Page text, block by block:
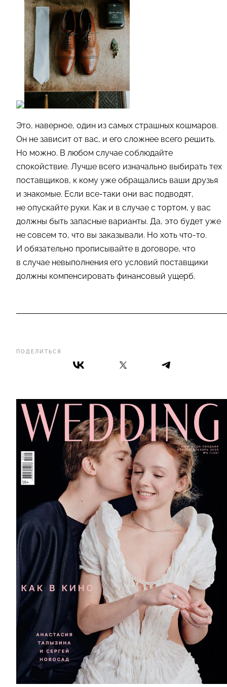
ПОДЕЛИТЬСЯ
Это, наверное, один из самых страшных кошмаров.
Он не зависит от вас, и его сложнее всего решить.
Но можно. В любом случае соблюдайте
спокойствие. Лучше всего изначально выбирать тех
поставщиков, к кому уже обращались ваши друзья
и знакомые. Если все-таки они вас подводят,
не опускайте руки. Как и в случае с тортом, у вас
должны быть запасные варианты. Да, это будет уже
не совсем то, что вы заказывали. Но хоть что-то.
И обязательно прописывайте в договоре, что
в случае невыполнения его условий поставщики
должны компенсировать финансовый ущерб.